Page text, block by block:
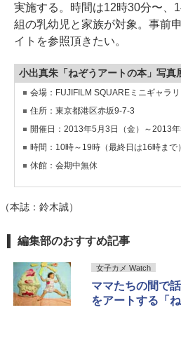
実施する。時間は12時30分〜、
組の乳幼児と家族が対象。事前
イトを参照頂きたい。
小出真朱「ねぞうアートの本」写真
会場：FUJIFILM SQUAREミニギャラ
住所：東京都港区赤坂9-7-3
開催日：2013年5月3日（金）～2013年
時間：10時～19時（最終日は16時まで）
休館：会期中無休
（本誌：鈴木誠）
編集部のおすすめ記事
女子カメ Watch
ママたちの間で
をアートする「